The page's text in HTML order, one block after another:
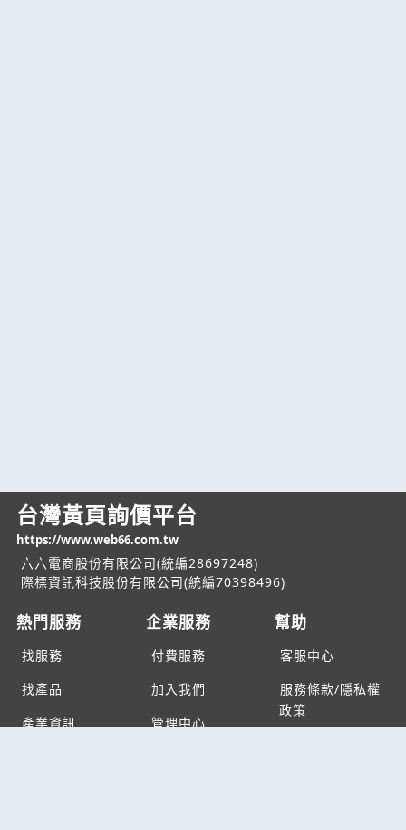
台灣黃頁詢價平台
https://www.web66.com.tw
六六電商股份有限公司(統編28697248)
際標資訊科技股份有限公司(統編70398496)
熱門服務
找服務
找產品
產業資訊
企業服務
付費服務
加入我們
管理中心
幫助
客服中心
服務條款/隱私權
政策